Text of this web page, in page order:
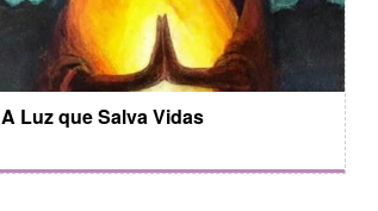
A Luz que Salva Vidas